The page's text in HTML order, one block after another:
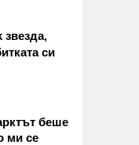
звезда,
си
беше
ми се